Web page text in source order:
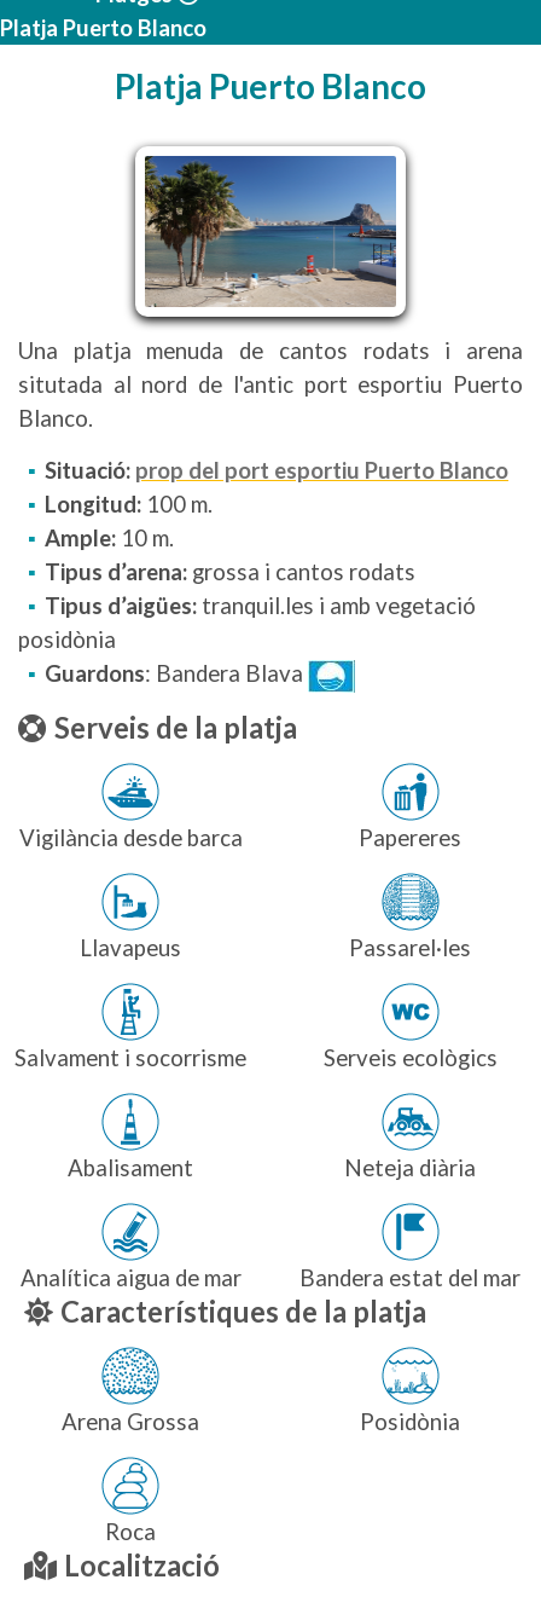
Platja Puerto Blanco
Platja Puerto Blanco
Una platja menuda de cantos rodats i arena
situtada al nord de l'antic port esportiu Puerto
Blanco.
Situació: prop del port esportiu Puerto Blanco
Longitud: 100 m.
Ample: 10 m.
Tipus d’arena: grossa i cantos rodats
Tipus d’aigües: tranquil.les i amb vegetació
posidònia
Guardons: Bandera Blava
Serveis de la platja
Vigilància desde barca Papereres
Llavapeus Passarel·les
Salvament i socorrisme Serveis ecològics
Abalisament Neteja diària
Analítica aigua de mar Bandera estat del mar
Característiques de la platja
Arena Grossa Posidònia
Roca
Localització